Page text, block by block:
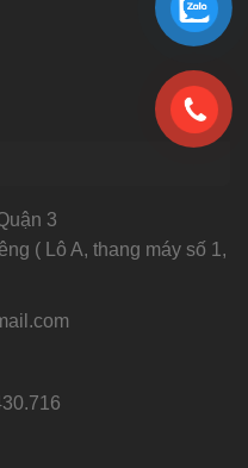
3
( Lô A, thang máy số 1,